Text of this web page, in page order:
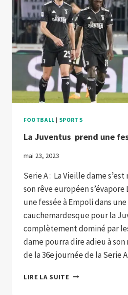
FOOTBALL | SPORTS
La Juventus prend une
mai 23, 2023
Serie A : La Vieille dame
son rêve européen
une fessée à Empoli dans
cauchemardesque pour la
complètement dominé par
dame pourra dire adieu à
de la 36e journée de la Serie
LIRE LA SUITELA